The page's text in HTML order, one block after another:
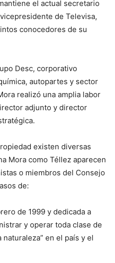
el actual secretario
de Televisa,
conocedores de su
Desc, corporativo
autopartes y sector
realizó una amplia labor
adjunto y director
existen diversas
Mora como Téllez aparecen
o miembros del Consejo
de:
de 1999 y dedicada a
y operar toda clase de
en el país y el